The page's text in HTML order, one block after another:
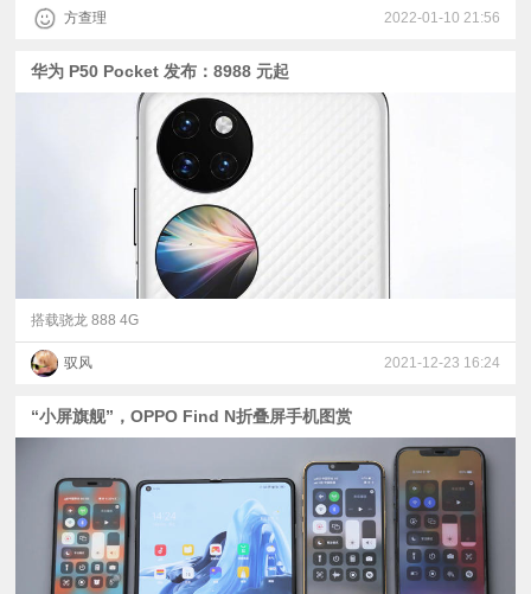
方查理 2022-01-10 21:56
华为 P50 Pocket 发布：8988 元起
搭载骁龙 888 4G
驭风 2021-12-23 16:24
“小屏旗舰”，OPPO Find N折叠屏手机图赏